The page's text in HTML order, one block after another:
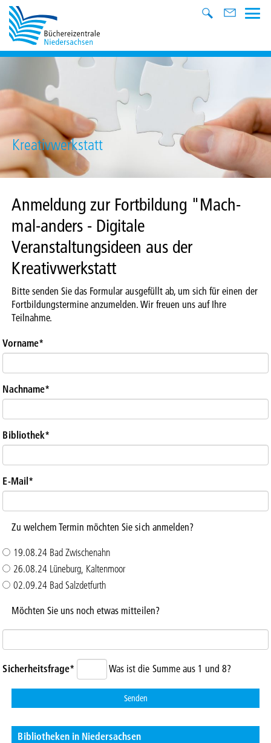
Kreativwerkstatt
Anmeldung zur Fortbildung "Mach-
mal-anders - Digitale
Veranstaltungsideen aus der
Kreativwerkstatt
Bitte senden Sie das Formular ausgefüllt ab, um sich für einen der
Fortbildungstermine anzumelden. Wir freuen uns auf Ihre
Teilnahme.
Vorname*
Nachname*
Bibliothek*
E-Mail*
Zu welchem Termin möchten Sie sich anmelden?
19.08.24 Bad Zwischenahn
26.08.24 Lüneburg, Kaltenmoor
02.09.24 Bad Salzdetfurth
Möchten Sie uns noch etwas mitteilen?
Sicherheitsfrage* Was ist die Summe aus 1 und 8?
Bibliotheken in Niedersachsen